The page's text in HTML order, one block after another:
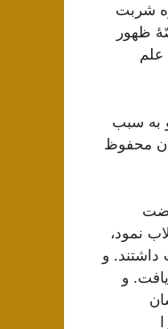
شربت‌
ظهور
علم‌
به‌ سبب‌
محفوظ‌
نمود،
و
و